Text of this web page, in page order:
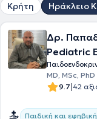
Κρήτη Ηράκλειο
Δρ.
Pediatric
MD, MSc, PhD
9.7|42
Παιδική και